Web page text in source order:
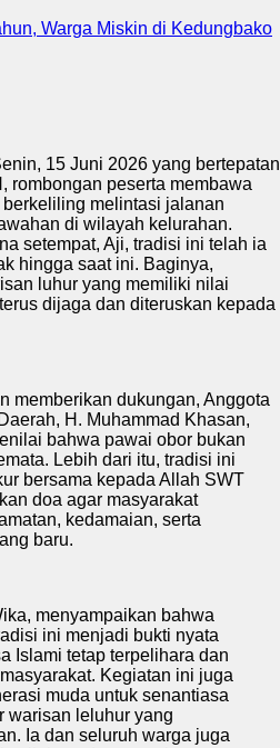
Warga Miskin di Kedungbako
15 Juni 2026 yang bertepatan
rombongan peserta membawa
melintasi jalanan
di wilayah kelurahan.
setempat, Aji, tradisi ini telah ia
hingga saat ini. Baginya,
luhur yang memiliki nilai
dijaga dan diteruskan kepada
memberikan dukungan, Anggota
H. Muhammad Khasan,
bahwa pawai obor bukan
Lebih dari itu, tradisi ini
bersama kepada Allah SWT
doa agar masyarakat
kedamaian, serta
baru.
menyampaikan bahwa
ini menjadi bukti nyata
Islami tetap terpelihara dan
Kegiatan ini juga
muda untuk senantiasa
warisan leluhur yang
Ia dan seluruh warga juga